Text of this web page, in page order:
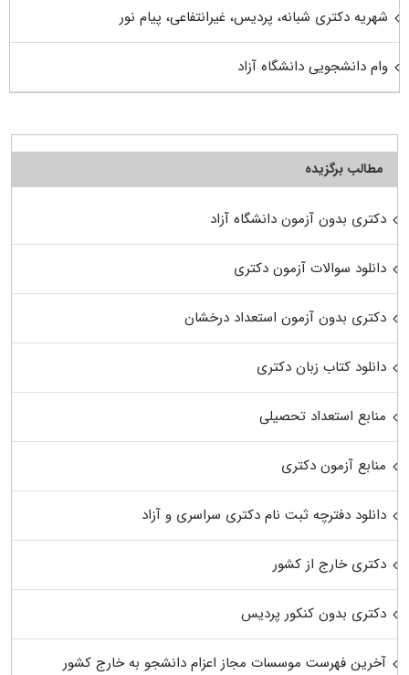
شهریه دکتری شبانه، پردیس، غیرانتفاعی، پیام نور
وام دانشجویی دانشگاه آزاد
مطالب برگزیده
دکتری بدون آزمون دانشگاه آزاد
دانلود سوالات آزمون دکتری
دکتری بدون آزمون استعداد درخشان
دانلود کتاب زبان دکتری
منابع استعداد تحصیلی
منابع آزمون دکتری
دانلود دفترچه ثبت نام دکتری سراسری و آزاد
دکتری خارج از کشور
دکتری بدون کنکور پردیس
آخرین فهرست موسسات مجاز اعزام دانشجو به خارج کشور